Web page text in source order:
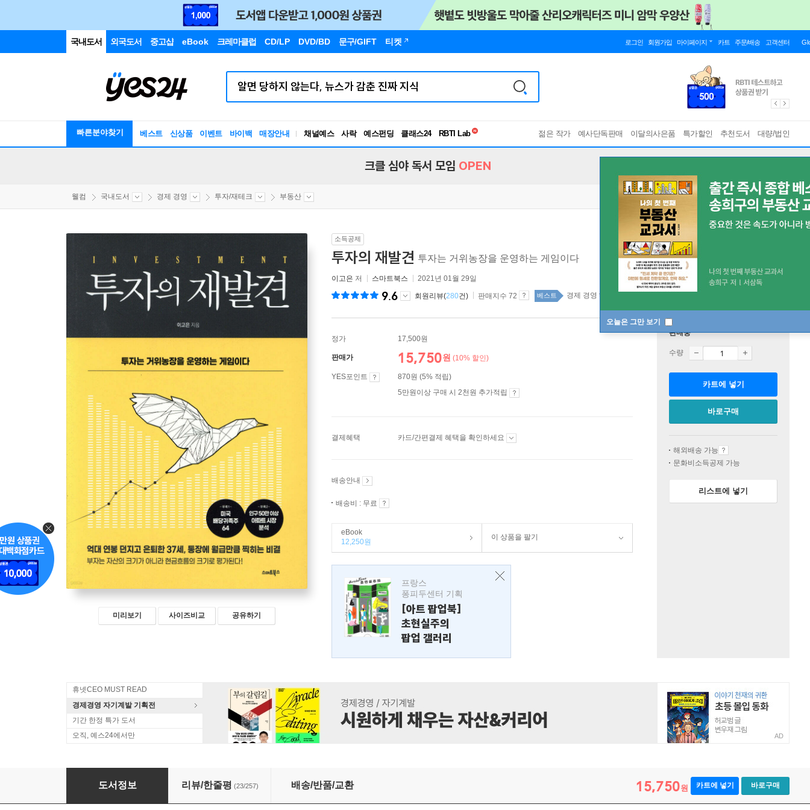
국내도서 외국도서 중고샵 eBook 크레마클럽 CD/LP DVD/BD 문구/GIFT 티켓 로그인 회원가입 마이페이지 카트 주문/배송 고객센터
빠른분야찾기 베스트 신상품 이벤트 바이백 매장안내 채널예스 사락 예스펀딩 클래스24
RBTI Lab
독서유형검사
젊은 작가 예사단독판매 이달의사은품 특가할인 추천도서 대량/법인
오늘은 그만 보기
크클 심야 독서 모임 OPEN
웰컴 국내도서 경제 경영 투자/재테크 부동산
미리보기 사이즈비교 공유하기
소득공제
투자의 재발견 투자는 거위농장을 운영하는 게임이다
이고은 저 스마트북스 2021년 01월 29일
9.6 회원리뷰(280건) 판매지수 72 베스트 경제 경영 top100 10주
정가 17,500원
판매가 15,750원 (10% 할인)
YES포인트
870원 (5% 적립)
5만원이상 구매 시 2천원 추가적립
결제혜택 카드/간편결제 혜택을 확인하세요
배송안내
배송비 : 무료
eBook
12,250원
이 상품을 팔기
프랑스
퐁피두센터 기획
[아트 팝업북]
초현실주의
팝업 갤러리
판매중
수량
카트에 넣기
바로구매
해외배송 가능
문화비소득공제 가능
리스트에 넣기
휴넷CEO MUST READ
경제경영 자기계발 기획전
기간 한정 특가 도서
오직, 예스24에서만
AD
투자의 재발견
도서정보 리뷰/한줄평 (23/257) 배송/반품/교환 15,750원 카트에 넣기 바로구매